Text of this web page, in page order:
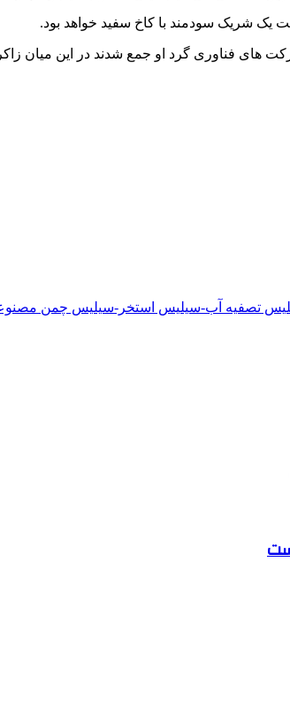
یک شریک سودمند با کاخ سفید خواهد بود.
شرکت های فناوری گرد او جمع شدند در این
تصفیه آب-سیلیس استخر-سیلیس چمن